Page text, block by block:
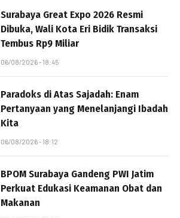
Surabaya Great Expo 2026 Resmi
Dibuka, Wali Kota Eri Bidik Transaksi
Tembus Rp9 Miliar
06/08/2026 - 18:45
Paradoks di Atas Sajadah: Enam
Pertanyaan yang Menelanjangi Ibadah
Kita
06/08/2026 - 18:12
BPOM Surabaya Gandeng PWI Jatim
Perkuat Edukasi Keamanan Obat dan
Makanan